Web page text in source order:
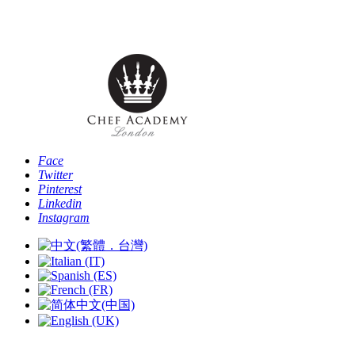
Face
Twitter
Pinterest
Linkedin
Instagram